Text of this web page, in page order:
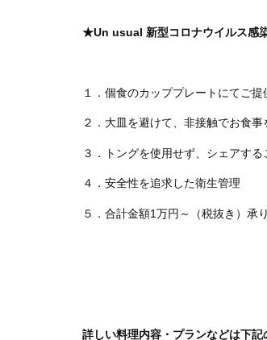
★Un usual 新型コロナウイルス感
１．個食のカッププレートにてご提
２．大皿を避けて、非接触でお食事
３．トングを使用せず、シェアする
４．安全性を追求した衛生管理
５．合計金額1万円～（税抜き）
詳しい料理内容・プランなどは下記